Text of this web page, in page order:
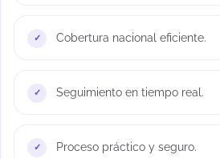
Cobertura nacional eficiente.
Seguimiento en tiempo real.
Proceso práctico y seguro.